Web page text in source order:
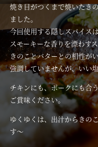
焼き目がつくまで焼いたき
ました。
今回使用する隠しスパイス
スモーキーな香りを漂わす
きのことバターとの相性が
強調していませんが、いい
チキンにも、ポークにも合
ご賞味ください。
ゆくゆくは、出汁からきの
す～